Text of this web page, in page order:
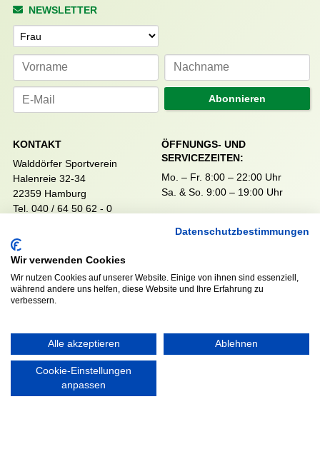
NEWSLETTER
Anrede
Abonnieren
KONTAKT
Walddörfer Sportverein
Halenreie 32-34
22359 Hamburg
Tel. 040 / 64 50 62 - 0
ÖFFNUNGS- UND
SERVICEZEITEN:
Mo. – Fr. 8:00 – 22:00 Uhr
Sa. & So. 9:00 – 19:00 Uhr
Nordsport.store
RECHTLICHES
Impressum
Datenschutzbestimmungen
Wir verwenden Cookies
Wir nutzen Cookies auf unserer Website. Einige von ihnen sind essenziell,
während andere uns helfen, diese Website und Ihre Erfahrung zu
verbessern.
Alle akzeptieren Ablehnen
Cookie-Einstellungen
anpassen